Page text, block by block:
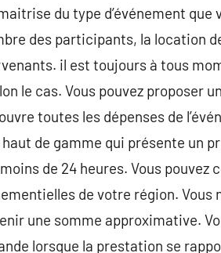
du type d’événement
des participants, la location
il est toujours à tous
le cas. Vous pouvez proposer
toutes les dépenses de
de gamme qui présente un
de 24 heures. Vous
de votre région. Vous
une somme approximative.
lorsque la prestation se